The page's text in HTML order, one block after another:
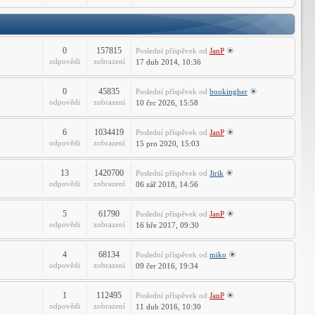
-
0
odpovědi
157815
zobrazení
Poslední příspěvek od JanP
17 dub 2014, 10:36
0
odpovědi
45835
zobrazení
Poslední příspěvek od bookingher
10 črc 2026, 15:58
6
odpovědi
1034419
zobrazení
Poslední příspěvek od JanP
15 pro 2020, 15:03
13
odpovědi
1420700
zobrazení
Poslední příspěvek od Jirik
06 zář 2018, 14:56
5
odpovědi
61790
zobrazení
Poslední příspěvek od JanP
16 bře 2017, 09:30
4
odpovědi
68134
zobrazení
Poslední příspěvek od miko
09 čer 2016, 19:34
1
odpovědi
112495
zobrazení
Poslední příspěvek od JanP
11 dub 2016, 10:30